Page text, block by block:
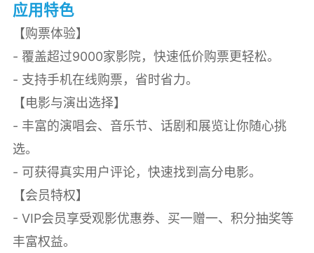
应用特色
【购票体验】
- 覆盖超过9000家影院，快速低价购票更轻松。
- 支持手机在线购票，省时省力。
【电影与演出选择】
- 丰富的演唱会、音乐节、话剧和展览让你随心挑
选。
- 可获得真实用户评论，快速找到高分电影。
【会员特权】
- VIP会员享受观影优惠券、买一赠一、积分抽奖等
丰富权益。